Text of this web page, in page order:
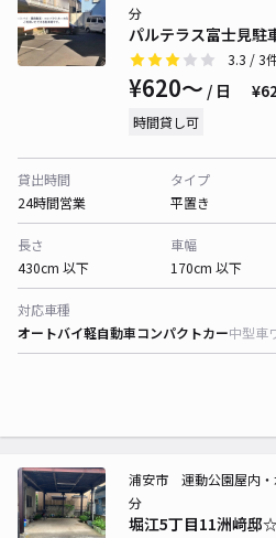
パルテラス富士見駐
分
3.3 / 3
¥620〜 / 日
時間貸し可
貸出時間
24時間営業
タイプ
平置き
長さ
430cm 以下
車幅
170cm 以下
対応車種
オートバイ軽自動車コンパクトカー中型車
堀江5丁目11洲﨑邸
浦安市 運動公園屋内・
分